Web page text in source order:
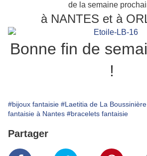
de la semaine
à NANTES et à
Bonne fin de
!
#bijoux fantaisie #Laetitia de La
fantaisie à Nantes #bracelets fantaisie
Partager